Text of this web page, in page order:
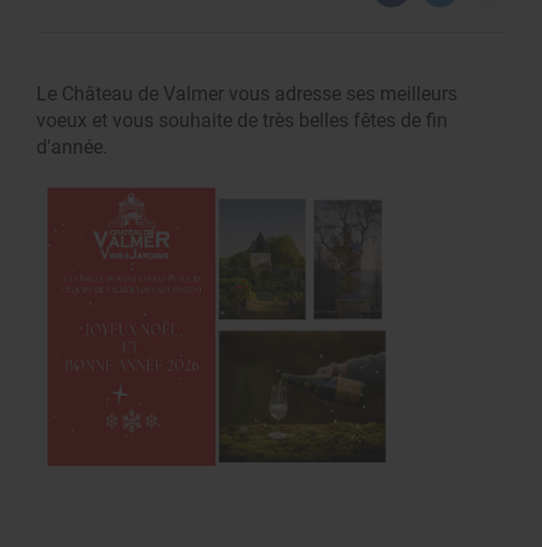
Le Château de Valmer vous adresse ses meilleurs
voeux et vous souhaite de très belles fêtes de fin
d'année.